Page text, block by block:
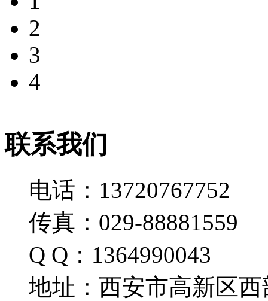
2
3
4
联系我们
电话：13720767752
传真：029-88881559
Q Q：1364990043
地址：西安市高新区西